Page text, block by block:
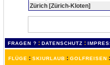
Zürich [Zürich-Kloten]
FRAGEN ? : DATENSCHUTZ :
FLÜGE : SKIURLAUB : GOLFREISEN :